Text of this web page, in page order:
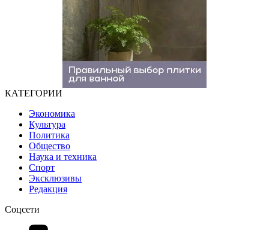
КАТЕГОРИИ
Экономика
Культура
Политика
Общество
Наука и техника
Спорт
Эксклюзивы
Редакция
Соцсети